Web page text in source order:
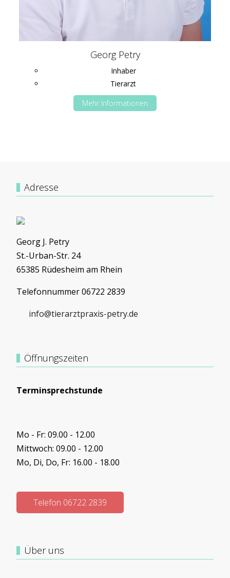
Georg Petry
Inhaber
Tierarzt
Mehr Informationen
Adresse
Georg J. Petry
St.-Urban-Str. 24
65385 Rüdesheim am Rhein
Telefonnummer 06722 2839
info@tierarztpraxis-petry.de
Öffnungszeiten
Terminsprechstunde
Mo - Fr: 09.00 - 12.00
Mittwoch: 09.00 - 12.00
Mo, Di, Do, Fr: 16.00 - 18.00
Telefon 06722 2839
Über uns